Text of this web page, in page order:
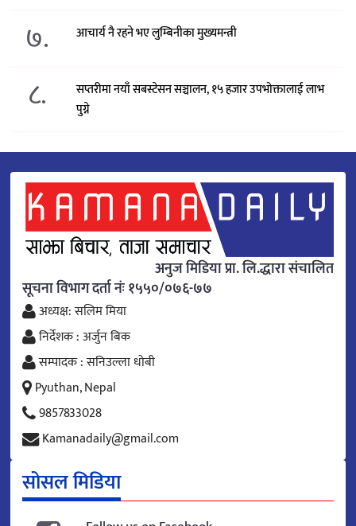
७. आचार्य नै रहने भए लुम्बिनीका मुख्यमन्त्री
८.
सप्तरीमा नयाँ सबस्टेसन सञ्चालन, १५ हजार उपभोक्तालाई लाभ
पुग्ने
अनुज मिडिया प्रा. लि.द्धारा संचालित
सूचना विभाग दर्ता नंः १५५०/०७६-७७
अध्यक्ष: सलिम मिया
निर्देशक : अर्जुन बिक
सम्पादक : सनिउल्ला धोबी
Pyuthan, Nepal
9857833028
Kamanadaily@gmail.com
सोसल मिडिया